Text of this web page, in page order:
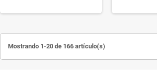
Mostrando 1-20 de 166 artículo(s)